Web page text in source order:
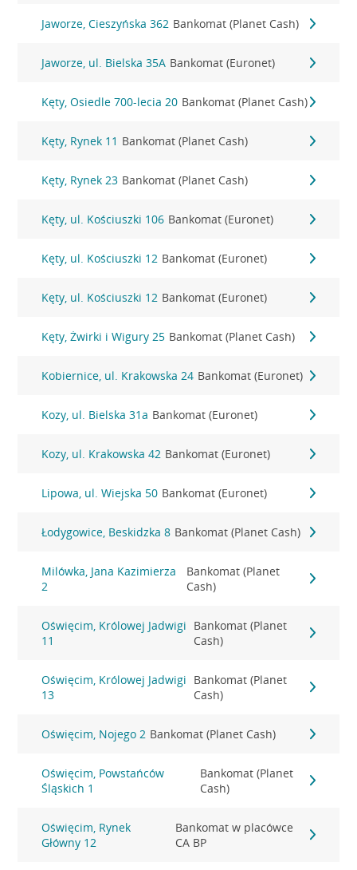
Jaworze, Cieszyńska 362 Bankomat (Planet Cash)
Jaworze, ul. Bielska 35A Bankomat (Euronet)
Kęty, Osiedle 700-lecia 20 Bankomat (Planet Cash)
Kęty, Rynek 11 Bankomat (Planet Cash)
Kęty, Rynek 23 Bankomat (Planet Cash)
Kęty, ul. Kościuszki 106 Bankomat (Euronet)
Kęty, ul. Kościuszki 12 Bankomat (Euronet)
Kęty, ul. Kościuszki 12 Bankomat (Euronet)
Kęty, Żwirki i Wigury 25 Bankomat (Planet Cash)
Kobiernice, ul. Krakowska 24 Bankomat (Euronet)
Kozy, ul. Bielska 31a Bankomat (Euronet)
Kozy, ul. Krakowska 42 Bankomat (Euronet)
Lipowa, ul. Wiejska 50 Bankomat (Euronet)
Łodygowice, Beskidzka 8 Bankomat (Planet Cash)
Milówka, Jana Kazimierza
2
Bankomat (Planet
Cash)
Oświęcim, Królowej Jadwigi
11
Bankomat (Planet
Cash)
Oświęcim, Królowej Jadwigi
13
Bankomat (Planet
Cash)
Oświęcim, Nojego 2 Bankomat (Planet Cash)
Oświęcim, Powstańców
Śląskich 1
Bankomat (Planet
Cash)
Oświęcim, Rynek
Główny 12
Bankomat w placówce
CA BP